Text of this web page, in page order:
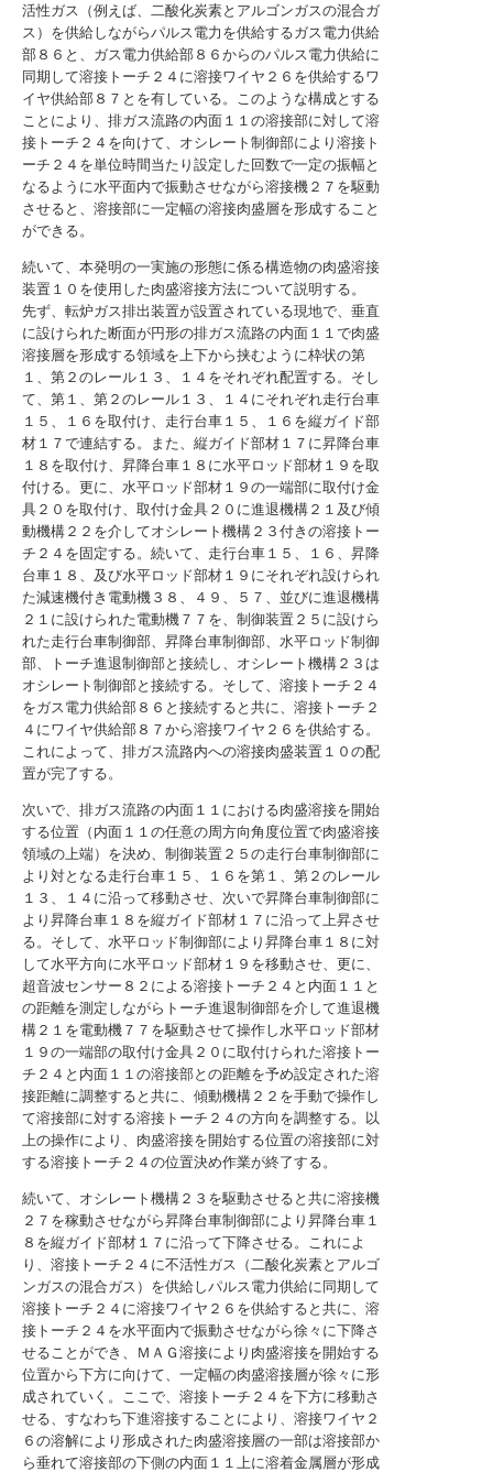
活性ガス（例えば、二酸化炭素とアルゴンガスの混合ガ
ス）を供給しながらパルス電力を供給するガス電力供給
部８６と、ガス電力供給部８６からのパルス電力供給に
同期して溶接トーチ２４に溶接ワイヤ２６を供給するワ
イヤ供給部８７とを有している。このような構成とする
ことにより、排ガス流路の内面１１の溶接部に対して溶
接トーチ２４を向けて、オシレート制御部により溶接ト
ーチ２４を単位時間当たり設定した回数で一定の振幅と
なるように水平面内で振動させながら溶接機２７を駆動
させると、溶接部に一定幅の溶接肉盛層を形成すること
ができる。
続いて、本発明の一実施の形態に係る構造物の肉盛溶接
装置１０を使用した肉盛溶接方法について説明する。
先ず、転炉ガス排出装置が設置されている現地で、垂直
に設けられた断面が円形の排ガス流路の内面１１で肉盛
溶接層を形成する領域を上下から挟むように枠状の第
１、第２のレール１３、１４をそれぞれ配置する。そし
て、第１、第２のレール１３、１４にそれぞれ走行台車
１５、１６を取付け、走行台車１５、１６を縦ガイド部
材１７で連結する。また、縦ガイド部材１７に昇降台車
１８を取付け、昇降台車１８に水平ロッド部材１９を取
付ける。更に、水平ロッド部材１９の一端部に取付け金
具２０を取付け、取付け金具２０に進退機構２１及び傾
動機構２２を介してオシレート機構２３付きの溶接トー
チ２４を固定する。続いて、走行台車１５、１６、昇降
台車１８、及び水平ロッド部材１９にそれぞれ設けられ
た減速機付き電動機３８、４９、５７、並びに進退機構
２１に設けられた電動機７７を、制御装置２５に設けら
れた走行台車制御部、昇降台車制御部、水平ロッド制御
部、トーチ進退制御部と接続し、オシレート機構２３は
オシレート制御部と接続する。そして、溶接トーチ２４
をガス電力供給部８６と接続すると共に、溶接トーチ２
４にワイヤ供給部８７から溶接ワイヤ２６を供給する。
これによって、排ガス流路内への溶接肉盛装置１０の配
置が完了する。
次いで、排ガス流路の内面１１における肉盛溶接を開始
する位置（内面１１の任意の周方向角度位置で肉盛溶接
領域の上端）を決め、制御装置２５の走行台車制御部に
より対となる走行台車１５、１６を第１、第２のレール
１３、１４に沿って移動させ、次いで昇降台車制御部に
より昇降台車１８を縦ガイド部材１７に沿って上昇させ
る。そして、水平ロッド制御部により昇降台車１８に対
して水平方向に水平ロッド部材１９を移動させ、更に、
超音波センサー８２による溶接トーチ２４と内面１１と
の距離を測定しながらトーチ進退制御部を介して進退機
構２１を電動機７７を駆動させて操作し水平ロッド部材
１９の一端部の取付け金具２０に取付けられた溶接トー
チ２４と内面１１の溶接部との距離を予め設定された溶
接距離に調整すると共に、傾動機構２２を手動で操作し
て溶接部に対する溶接トーチ２４の方向を調整する。以
上の操作により、肉盛溶接を開始する位置の溶接部に対
する溶接トーチ２４の位置決め作業が終了する。
続いて、オシレート機構２３を駆動させると共に溶接機
２７を稼動させながら昇降台車制御部により昇降台車１
８を縦ガイド部材１７に沿って下降させる。これによ
り、溶接トーチ２４に不活性ガス（二酸化炭素とアルゴ
ンガスの混合ガス）を供給しパルス電力供給に同期して
溶接トーチ２４に溶接ワイヤ２６を供給すると共に、溶
接トーチ２４を水平面内で振動させながら徐々に下降さ
せることができ、ＭＡＧ溶接により肉盛溶接を開始する
位置から下方に向けて、一定幅の肉盛溶接層が徐々に形
成されていく。ここで、溶接トーチ２４を下方に移動さ
せる、すなわち下進溶接することにより、溶接ワイヤ２
６の溶解により形成された肉盛溶接層の一部は溶接部か
ら垂れて溶接部の下側の内面１１上に溶着金属層が形成